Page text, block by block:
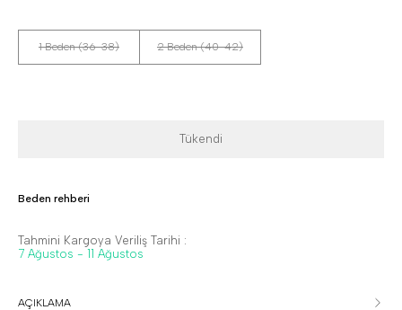
1 Beden (36-38) 2 Beden (40-42)
Tükendi
Beden rehberi
Tahmini Kargoya Veriliş Tarihi :
7 Ağustos - 11 Ağustos
AÇIKLAMA